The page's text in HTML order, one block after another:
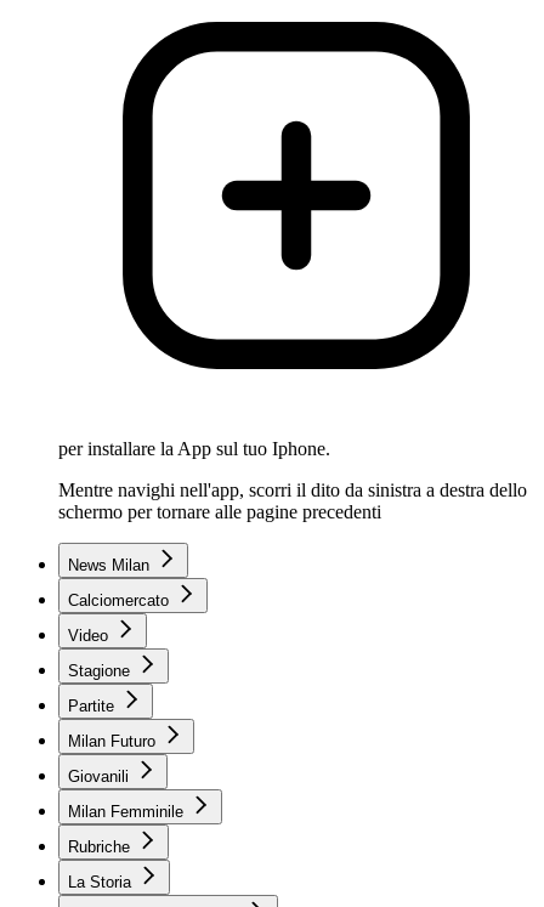
per installare la App sul tuo Iphone.
Mentre navighi nell'app, scorri il dito da sinistra a destra dello
schermo per tornare alle pagine precedenti
News Milan
Calciomercato
Video
Stagione
Partite
Milan Futuro
Giovanili
Milan Femminile
Rubriche
La Storia